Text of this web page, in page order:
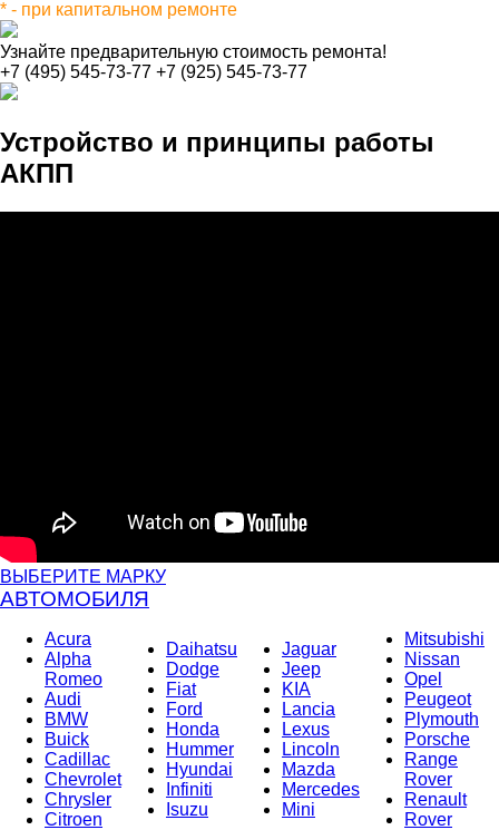
* - при капитальном ремонте
Узнайте предварительную стоимость ремонта!
+7 (495) 545-73-77 +7 (925) 545-73-77
Устройство и принципы работы
АКПП
ВЫБЕРИТЕ МАРКУ
АВТОМОБИЛЯ
Acura
Alpha
Romeo
Audi
BMW
Buick
Cadillac
Chevrolet
Chrysler
Citroen
Daihatsu
Dodge
Fiat
Ford
Honda
Hummer
Hyundai
Infiniti
Isuzu
Jaguar
Jeep
KIA
Lancia
Lexus
Lincoln
Mazda
Mercedes
Mini
Mitsubishi
Nissan
Opel
Peugeot
Plymouth
Porsche
Range
Rover
Renault
Rover